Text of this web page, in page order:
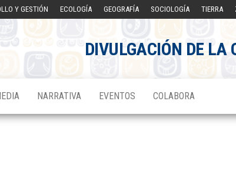
Y GESTIÓN ECOLOGÍA GEOGRAFÍA SOCIOLOGÍA TIERRA
DIVULGACIÓN DE LA
NARRATIVA EVENTOS COLABORA